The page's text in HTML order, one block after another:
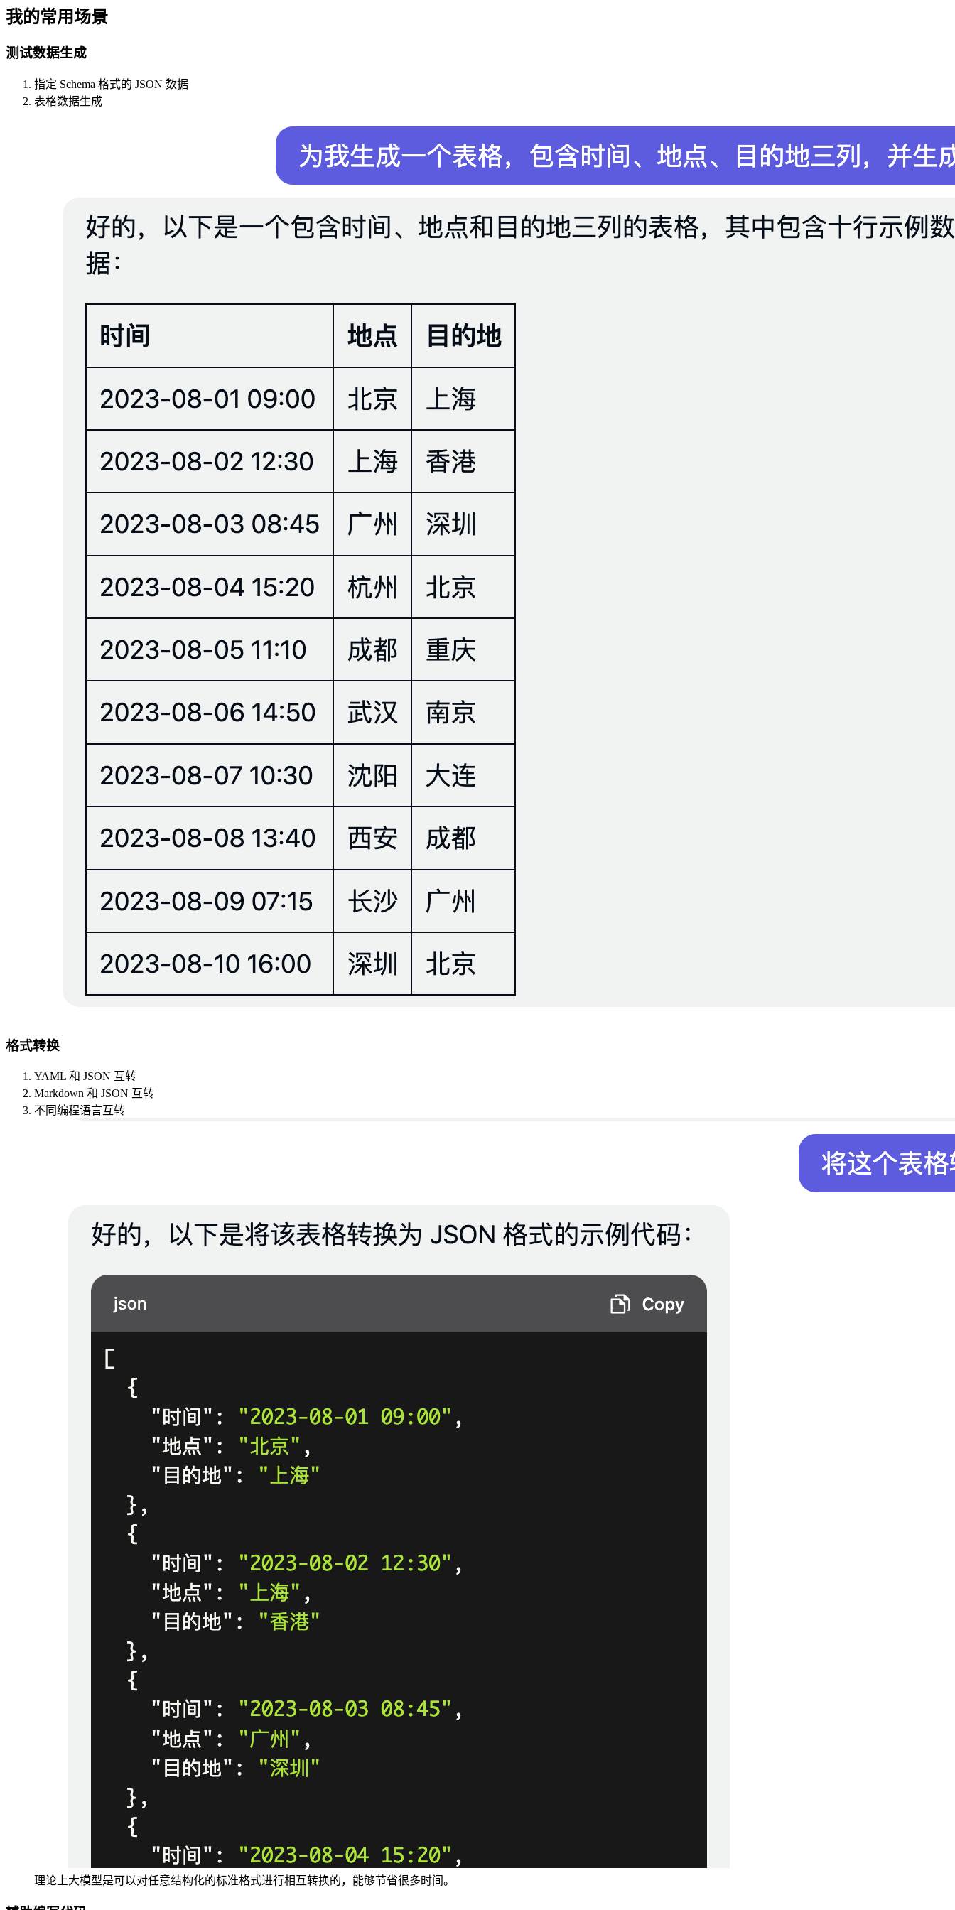
我的常用场景
测试数据生成
指定 Schema 格式的 JSON 数据
表格数据生成
格式转换
YAML 和 JSON 互转
Markdown 和 JSON 互转
不同编程语言互转
理论上大模型是可以对任意结构化的标准格式进行相互转换的，能够节省很多时间。